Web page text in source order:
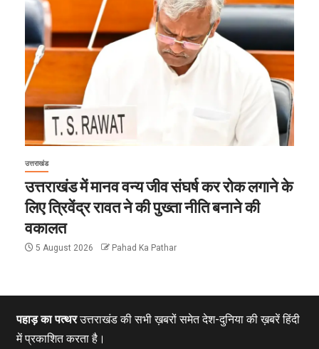
उत्तराखंड
उत्तराखंड में मानव वन्य जीव संघर्ष कर रोक लगाने के
लिए त्रिवेंद्र रावत ने की पुख्ता नीति बनाने की
वकालत
5 August 2026 Pahad Ka Pathar
पहाड़ का पत्थरउत्तराखंड की सभी ख़बरों समेत देश-दुनिया की ख़बरें हिंदी
में प्रकाशित करता है।